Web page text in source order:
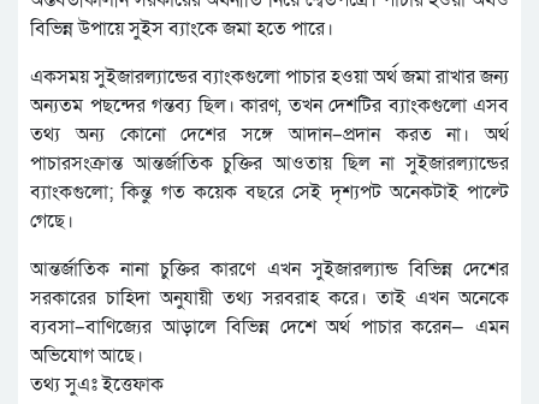
বিভিন্ন উপায়ে সুইস ব্যাংকে জমা হতে পারে।
একসময় সুইজারল্যান্ডের ব্যাংকগুলো পাচার হওয়া অর্থ জমা রাখার জন্য
অন্যতম পছন্দের গন্তব্য ছিল। কারণ, তখন দেশটির ব্যাংকগুলো এসব
তথ্য অন্য কোনো দেশের সঙ্গে আদান–প্রদান করত না। অর্থ
পাচারসংক্রান্ত আন্তর্জাতিক চুক্তির আওতায় ছিল না সুইজারল্যান্ডের
ব্যাংকগুলো; কিন্তু গত কয়েক বছরে সেই দৃশ্যপট অনেকটাই পাল্টে
গেছে।
আন্তর্জাতিক নানা চুক্তির কারণে এখন সুইজারল্যান্ড বিভিন্ন দেশের
সরকারের চাহিদা অনুযায়ী তথ্য সরবরাহ করে। তাই এখন অনেকে
ব্যবসা–বাণিজ্যের আড়ালে বিভিন্ন দেশে অর্থ পাচার করেন— এমন
অভিযোগ আছে।
তথ্য সুএঃ ইত্তেফাক